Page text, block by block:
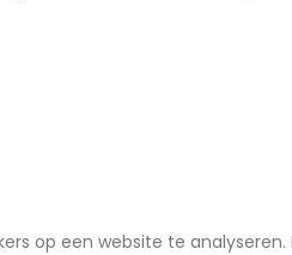
op een website te